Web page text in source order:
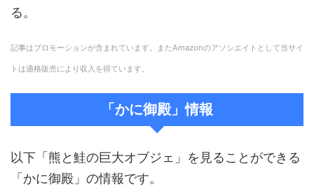
る。
記事はプロモーションが含まれています。またAmazonのアソシエイトとして当サイ
トは適格販売により収入を得ています。
「かに御殿」情報
以下「熊と鮭の巨大オブジェ」を見ることができる
「かに御殿」の情報です。